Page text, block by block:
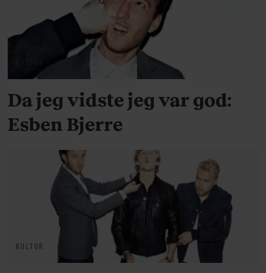
Da jeg vidste jeg var god:
Esben Bjerre
KULTUR